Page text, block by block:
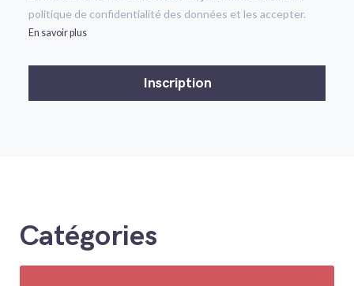
politique de confidentialité des données et les accepter.
En savoir plus
Catégories